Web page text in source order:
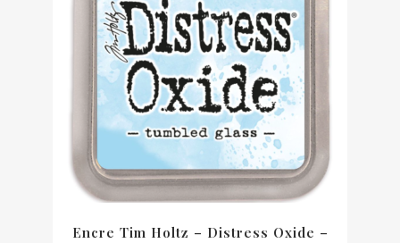
Encre Tim Holtz – Distress Oxide –